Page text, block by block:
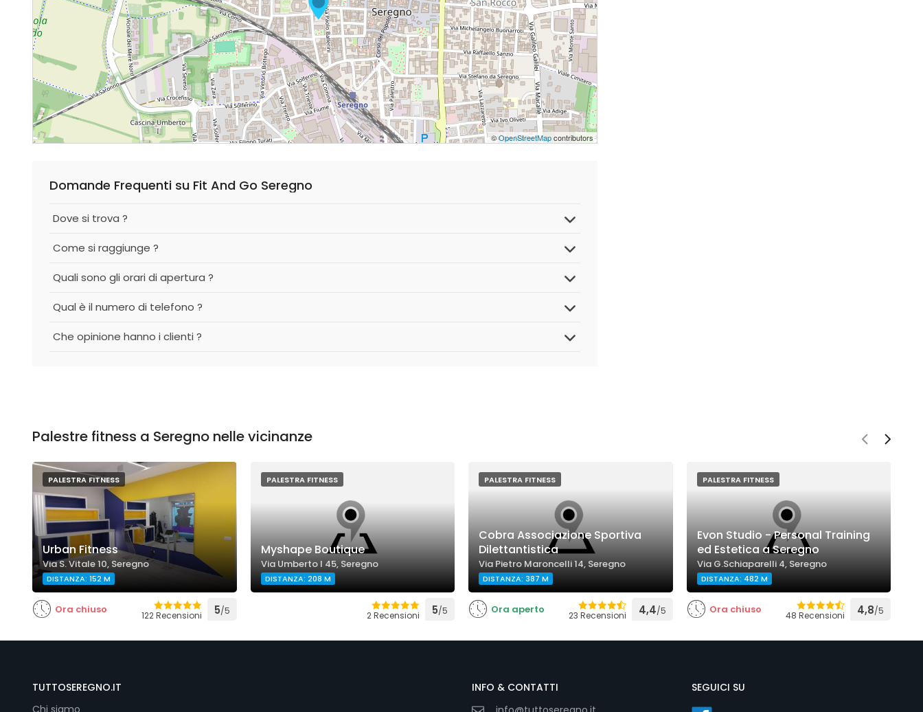
©OpenStreetMapcontributors
Domande Frequenti su Fit And Go Seregno
Dove si trova ?
Come si raggiunge ?
Quali sono gli orari di apertura ?
Qual è il numero di telefono ?
Che opinione hanno i clienti ?
Palestre fitness a Seregno nelle vicinanze
PALESTRA FITNESS
Urban Fitness
Via S. Vitale 10, Seregno
DISTANZA: 152 M
Ora chiuso 122 Recensioni 5/5
PALESTRA FITNESS
Myshape Boutique
Via Umberto I 45, Seregno
DISTANZA: 208 M
2 Recensioni 5/5
PALESTRA FITNESS
Cobra Associazione Sportiva
Dilettantistica
Via Pietro Maroncelli 14, Seregno
DISTANZA: 387 M
Ora aperto 23 Recensioni 4,4/5
PALESTRA FITNESS
Evon Studio - Personal Training
ed Estetica a Seregno
Via G.Schiaparelli 4, Seregno
DISTANZA: 482 M
Ora chiuso 48 Recensioni 4,8/5
TUTTOSEREGNO.IT
Chi siamo
INFO & CONTATTI
SEGUICI SU